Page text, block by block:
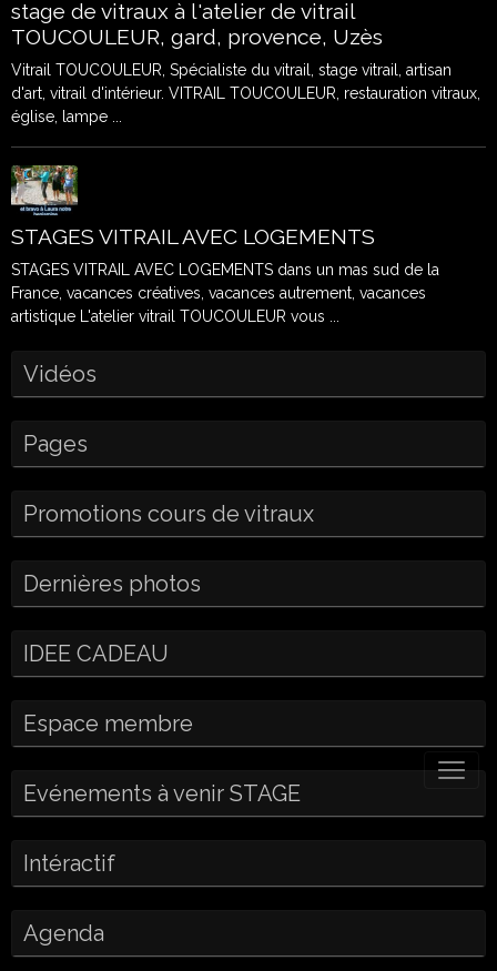
stage de vitraux à l'atelier de vitrail
TOUCOULEUR, gard, provence, Uzès
Vitrail TOUCOULEUR, Spécialiste du vitrail, stage vitrail, artisan
d'art, vitrail d'intérieur. VITRAIL TOUCOULEUR, restauration vitraux,
église, lampe ...
STAGES VITRAIL AVEC LOGEMENTS
STAGES VITRAIL AVEC LOGEMENTS dans un mas sud de la
France, vacances créatives, vacances autrement, vacances
artistique L'atelier vitrail TOUCOULEUR vous ...
Vidéos
Pages
Promotions cours de vitraux
Dernières photos
IDEE CADEAU
Espace membre
Evénements à venir STAGE
Intéractif
Agenda